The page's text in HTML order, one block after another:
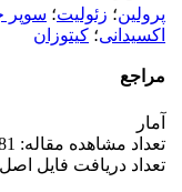
پرولین؛ زئولیت؛ سوپر
اکسیدانی؛ کیتوزان
مراجع
آمار
تعداد مشاهده مقاله: 781
تعداد دریافت فایل اصل